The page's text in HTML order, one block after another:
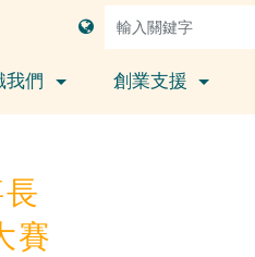
我們 創業支援
賽